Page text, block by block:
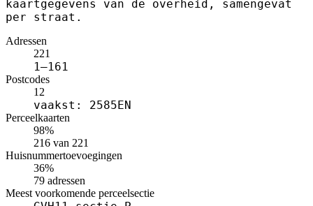
kaartgegevens van de overheid, samengevat
per straat.
Adressen
221
1–161
Postcodes
12
vaakst: 2585EN
Perceelkaarten
98%
216 van 221
Huisnummertoevoegingen
36%
79 adressen
Meest voorkomende perceelsectie